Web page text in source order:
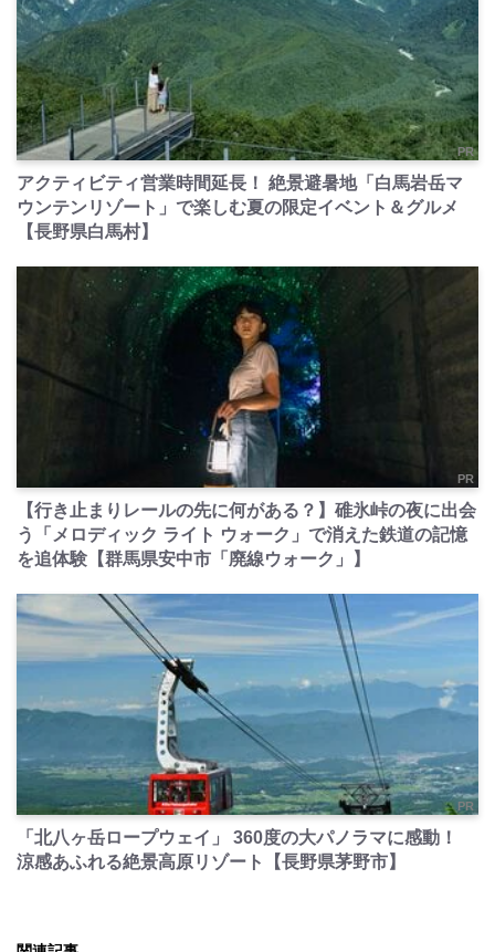
PR
アクティビティ営業時間延長！ 絶景避暑地「白馬岩岳マ
ウンテンリゾート」で楽しむ夏の限定イベント＆グルメ
【長野県白馬村】
PR
【行き止まりレールの先に何がある？】碓氷峠の夜に出会
う「メロディック ライト ウォーク」で消えた鉄道の記憶
を追体験【群馬県安中市「廃線ウォーク」】
PR
「北八ヶ岳ロープウェイ」 360度の大パノラマに感動！
涼感あふれる絶景高原リゾート【長野県茅野市】